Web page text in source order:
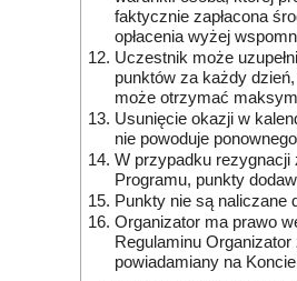
faktycznie zapłacona
opłacenia wyżej
Uczestnik może
punktów za każdy
może otrzymać
Usunięcie okazji w
nie powoduje
W przypadku rezygnacji
Programu, punkty
Punkty nie są naliczane
Organizator ma prawo
Regulaminu
powiadamiany na